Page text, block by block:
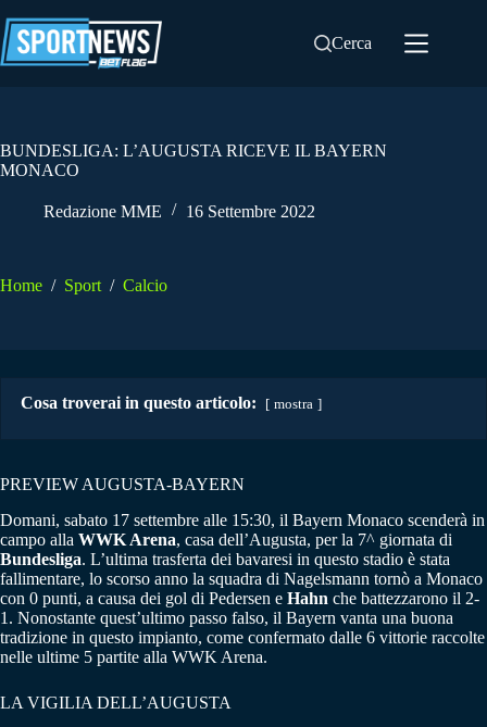
al
contenuto
Cerca
BUNDESLIGA: L’AUGUSTA RICEVE IL BAYERN
MONACO
Redazione MME 16 Settembre 2022
Home / Sport / Calcio
Cosa troverai in questo articolo: mostra
PREVIEW AUGUSTA-BAYERN
Domani, sabato 17 settembre alle 15:30, il Bayern Monaco scenderà in
campo alla WWK Arena, casa dell’Augusta, per la 7^ giornata di
Bundesliga. L’ultima trasferta dei bavaresi in questo stadio è stata
fallimentare, lo scorso anno la squadra di Nagelsmann tornò a Monaco
con 0 punti, a causa dei gol di Pedersen e Hahn che battezzarono il 2-
1. Nonostante quest’ultimo passo falso, il Bayern vanta una buona
tradizione in questo impianto, come confermato dalle 6 vittorie raccolte
nelle ultime 5 partite alla WWK Arena.
LA VIGILIA DELL’AUGUSTA